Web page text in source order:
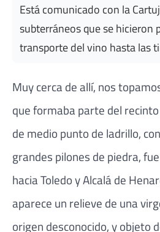
Está comunicado con la
subterráneos que se hicieron
transporte del vino hasta las
Muy cerca de allí, nos
que formaba parte del
de medio punto de ladrillo,
grandes pilones de piedra,
hacia Toledo y Alcalá de
aparece un relieve de una
origen desconocido, y objeto